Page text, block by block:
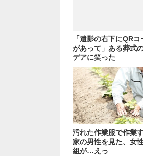
「遺影の右下にQRコ
があって」ある葬式
デアに笑った
汚れた作業服で作業
家の男性を見た、女
組が…えっ